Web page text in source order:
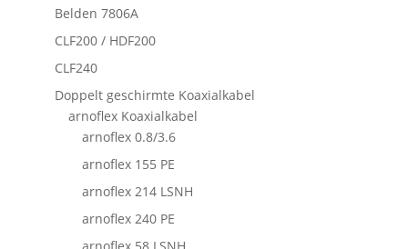
Belden 7806A
CLF200 / HDF200
CLF240
Doppelt geschirmte Koaxialkabel
arnoflex Koaxialkabel
arnoflex 0.8/3.6
arnoflex 155 PE
arnoflex 214 LSNH
arnoflex 240 PE